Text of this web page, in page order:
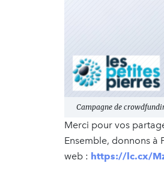
Campagne de
Merci pour vos
Ensemble, donnons à
web : https://lc.cx/